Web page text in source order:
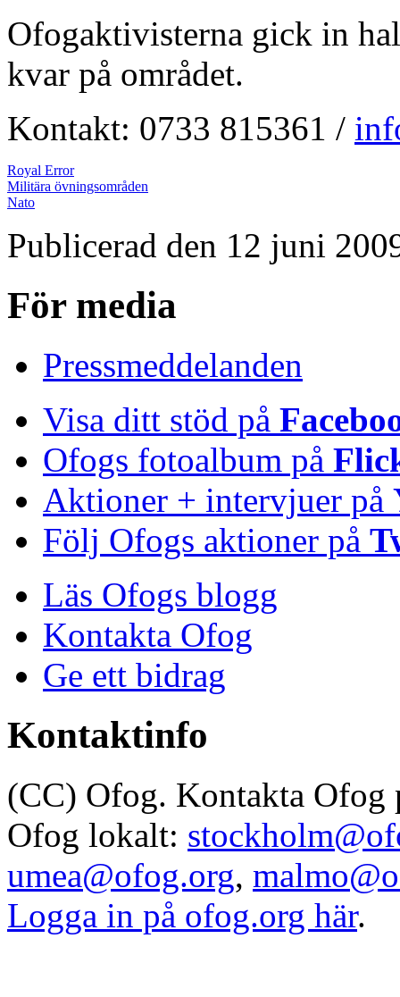
Ofogaktivisterna gick in
kvar på området.
Kontakt: 0733 815361 /
Royal Error
Militära övningsområden
Nato
Publicerad den 12 juni
För media
Pressmeddelanden
Visa ditt stöd på
Ofogs fotoalbum på
Aktioner + intervjuer på
Följ Ofogs aktioner på
Läs Ofogs blogg
Kontakta Ofog
Ge ett bidrag
Kontaktinfo
(CC) Ofog. Kontakta Ofog
Ofog lokalt:
umea@ofog.org,
Logga in på ofog.org här.